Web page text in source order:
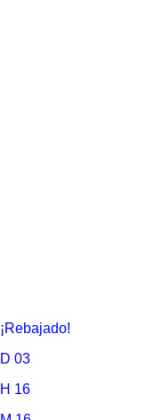
¡Rebajado!
D 03
H 16